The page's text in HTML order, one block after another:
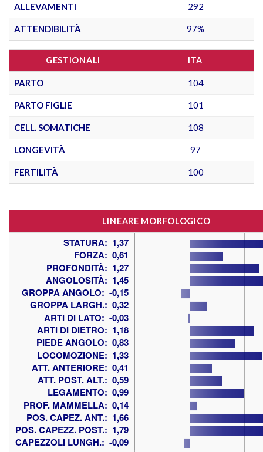
ALLEVAMENTI 292
ATTENDIBILITÀ 97%
GESTIONALI ITA
PARTO 104
PARTO FIGLIE 101
CELL. SOMATICHE 108
LONGEVITÀ 97
FERTILITÀ 100
LINEARE MORFOLOGICO